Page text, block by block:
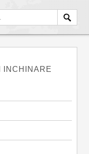
INCHINARE